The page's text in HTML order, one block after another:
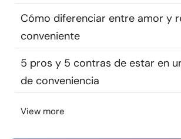
Encuentra un terapeuta
Idioma
Sobre nosotros Contáctanos Escríbenos
nosotros
Cómo diferenciar entre amor y
conveniente
5 pros y 5 contras de estar en
de conveniencia
View more